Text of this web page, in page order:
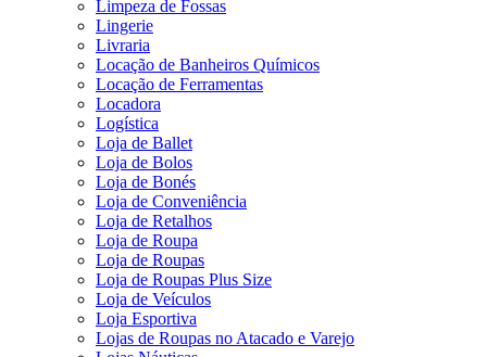
Limpeza de Fossas
Lingerie
Livraria
Locação de Banheiros Químicos
Locação de Ferramentas
Locadora
Logística
Loja de Ballet
Loja de Bolos
Loja de Bonés
Loja de Conveniência
Loja de Retalhos
Loja de Roupa
Loja de Roupas
Loja de Roupas Plus Size
Loja de Veículos
Loja Esportiva
Lojas de Roupas no Atacado e Varejo